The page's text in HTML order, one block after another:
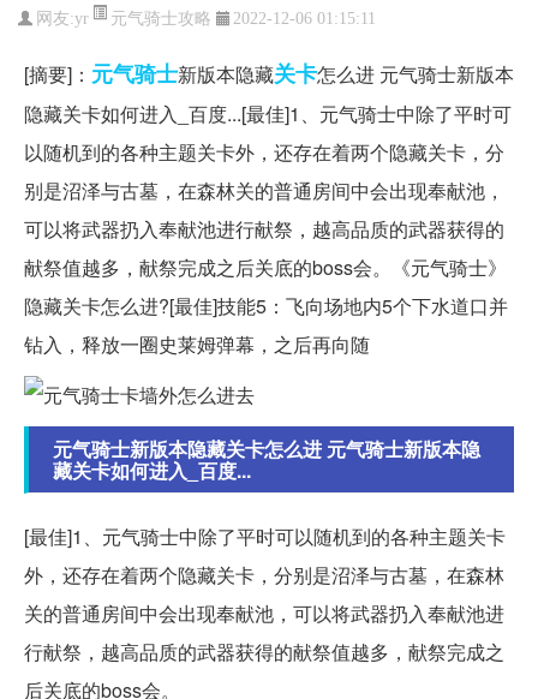
网友:yr 元气骑士攻略 2022-12-06 01:15:11
[摘要]： 元气骑士新版本隐藏关卡怎么进 元气骑士新版本
隐藏关卡如何进入_百度...[最佳]1、元气骑士中除了平时可
以随机到的各种主题关卡外，还存在着两个隐藏关卡，分
别是沼泽与古墓，在森林关的普通房间中会出现奉献池，
可以将武器扔入奉献池进行献祭，越高品质的武器获得的
献祭值越多，献祭完成之后关底的boss会。《元气骑士》
隐藏关卡怎么进?[最佳]技能5：飞向场地内5个下水道口并
钻入，释放一圈史莱姆弹幕，之后再向随
元气骑士新版本隐藏关卡怎么进 元气骑士新版本隐
藏关卡如何进入_百度...
[最佳]1、元气骑士中除了平时可以随机到的各种主题关卡
外，还存在着两个隐藏关卡，分别是沼泽与古墓，在森林
关的普通房间中会出现奉献池，可以将武器扔入奉献池进
行献祭，越高品质的武器获得的献祭值越多，献祭完成之
后关底的boss会。